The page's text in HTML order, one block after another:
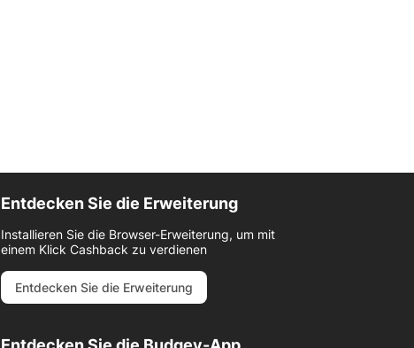
Entdecken Sie die Erweiterung
Installieren Sie die Browser-Erweiterung, um mit
einem Klick Cashback zu verdienen
Entdecken Sie die Erweiterung